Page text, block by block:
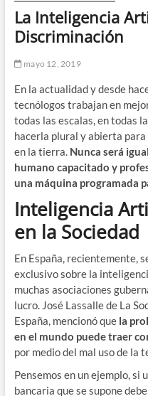
La Inteligencia
Discriminación
mayo 12, 2019
En la actualidad y desde
tecnólogos trabajan en
todas las escalas, en todas
hacerla plural y abierta
en la tierra. Nunca será
humano capacitado y
una máquina programada
Inteligencia
en la Sociedad
En España, recientemente,
exclusivo sobre la
muchas asociaciones
lucro. José Lassalle de La
España, mencionó que la
en el mundo puede traer
por medio del mal uso de la
Pensemos en un ejemplo, si
bancaria que se supone